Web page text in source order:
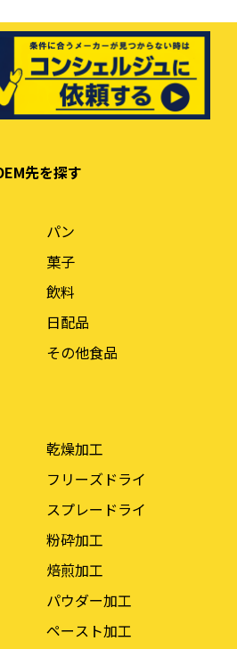
先を探す
パン
菓子
飲料
日配品
その他食品
乾燥加工
フリーズドライ
スプレードライ
粉砕加工
焙煎加工
パウダー加工
ペースト加工